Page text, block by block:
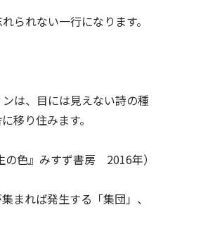
られない一行になります。
は、目には見えない詩の種
移り住みます。
の色』みすず書房 2016年）
まれば発生する「集団」、